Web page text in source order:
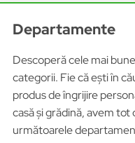
Departamente
Descoperă cele mai
categorii. Fie că ești în
produs de îngrijire
casă și grădină, avem
următoarele